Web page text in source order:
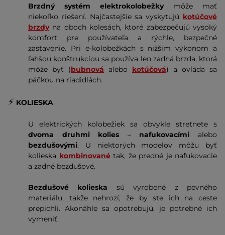
Brzdný systém elektrokolobežkymôže mať
niekoľko riešení. Najčastejšie sa vyskytujú kotúčové
brzdyna oboch kolesách, ktoré zabezpečujú vysoký
komfort pre používateľa a rýchle, bezpečné
zastavenie. Pri e-kolobežkách s nižším výkonom a
ľahšou konštrukciou sa používa len zadná brzda, ktorá
môže byť (bubnová alebo kotúčová) a ovláda sa
páčkou na riadidlách.
⚡️ KOLIESKA
U elektrických kolobežiek sa obvykle stretnete s
dvoma druhmi kolies – nafukovacími alebo
bezdušovými. U niektorých modelov môžu byť
kolieska kombinovanétak, že predné je nafukovacie
a zadné bezdušové.
Bezdušové kolieska sú vyrobené z pevného
materiálu, takže nehrozí, že by ste ich na ceste
prepichli. Akonáhle sa opotrebujú, je potrebné ich
vymeniť.